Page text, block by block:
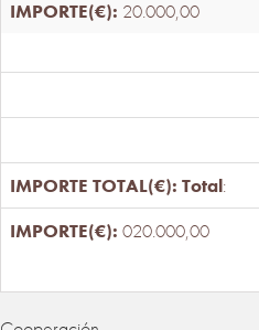
20.000,00
Total:
020.000,00